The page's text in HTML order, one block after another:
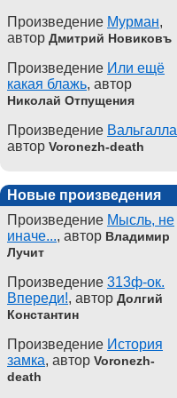
Произведение Мурман,
автор Дмитрий Новиковъ
Произведение Или ещё
какая блажь, автор
Николай Отпущения
Произведение Вальгалла
автор Voronezh-death
Новые произведения
Произведение Мысль, не
иначе..., автор Владимир
Лучит
Произведение 313ф-ок.
Впереди!, автор Долгий
Константин
Произведение История
замка, автор Voronezh-
death